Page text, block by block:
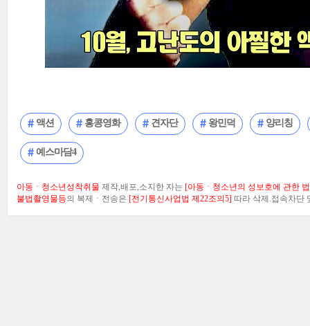
액션 홍콩영화 견자단 왕민덕 양리칭
예스마담4
아동ㆍ청소년성착취물 제작,배포,소지한 자는 [아동ㆍ청소년의 성보호에 관한
불법촬영물등의 복제ㆍ전송은 [전기통신사업법 제22조의5] 따라 삭제.접속차단